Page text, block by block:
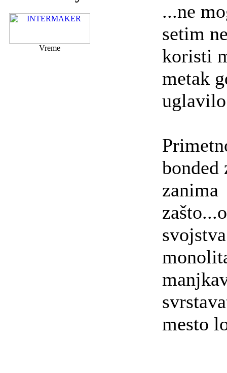
Vreme
...ne
setim
koristi
metak
bonded
zanima
mesto